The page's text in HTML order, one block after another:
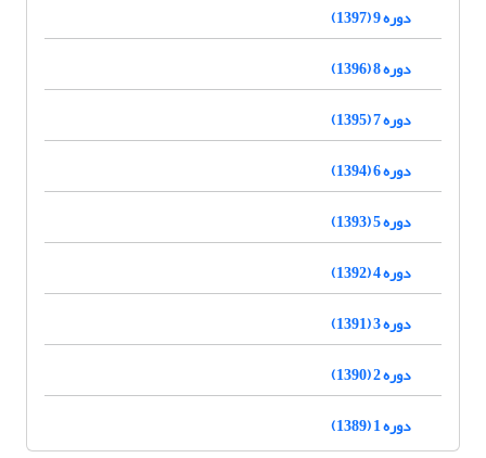
دوره 9 (1397)
دوره 8 (1396)
دوره 7 (1395)
دوره 6 (1394)
دوره 5 (1393)
دوره 4 (1392)
دوره 3 (1391)
دوره 2 (1390)
دوره 1 (1389)